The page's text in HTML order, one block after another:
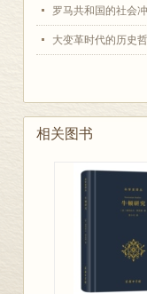
罗马共和国的社会
大变革时代的历史
相关图书